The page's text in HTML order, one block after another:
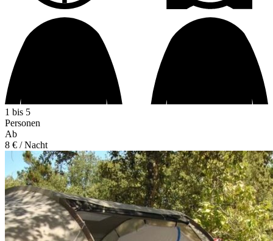
1 bis 5
Personen
Ab
8 € / Nacht